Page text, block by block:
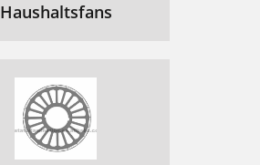
Haushaltsfans